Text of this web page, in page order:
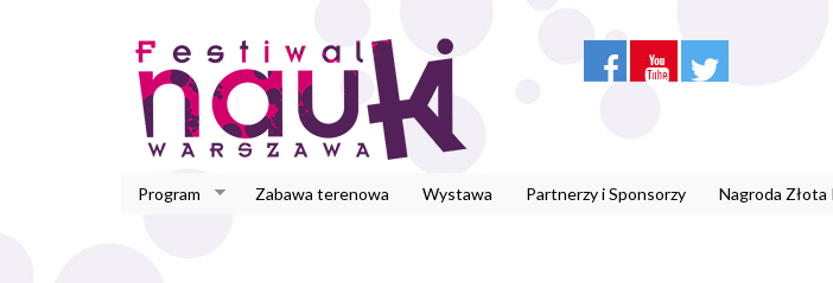
Program Zabawa terenowa Wystawa Partnerzy i Sponsorzy Nagroda Złota